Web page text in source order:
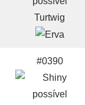
Turtwig
#0390